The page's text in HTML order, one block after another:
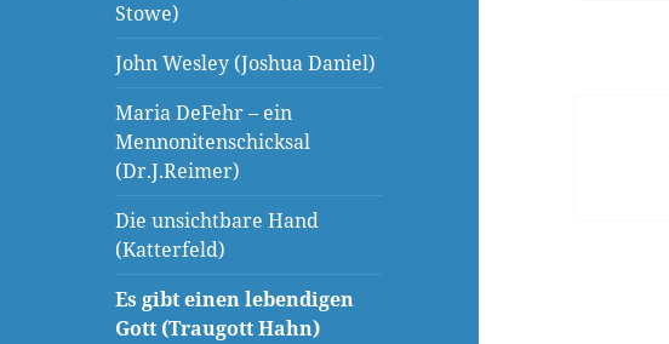
Stowe)
John Wesley (Joshua Daniel)
Maria DeFehr – ein
Mennonitenschicksal
(Dr.J.Reimer)
Die unsichtbare Hand
(Katterfeld)
Es gibt einen lebendigen
Gott (Traugott Hahn)